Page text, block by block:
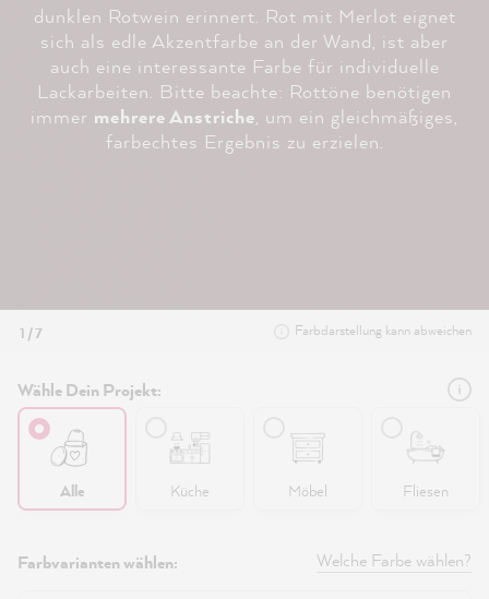
dunklen Rotwein erinnert. Rot mit Merlot eignet
sich als edle Akzentfarbe an der Wand, ist aber
auch eine interessante Farbe für individuelle
Lackarbeiten. Bitte beachte: Rottöne benötigen
immer mehrere Anstriche , um ein gleichmäßiges,
farbechtes Ergebnis zu erzielen.
1 / 7 Farbdarstellung kann abweichen
Wähle Dein Projekt:
Alle Küche Möbel Fliesen
Farbvarianten wählen: Welche Farbe wählen?